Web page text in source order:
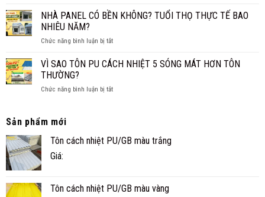
NHANH
NGHI
SÀN,
PANEL
TÔN
CÔNG
THỰC
CÀ
NHÀ PANEL CÓ BỀN KHÔNG? TUỔI THỌ THỰC TẾ BAO
NHIÊU NĂM?
Chức năng bình luận bị tắtở
PANEL
KHÔNG?
BAO
VÌ SAO TÔN PU CÁCH NHIỆT 5 SÓNG MÁT HƠN TÔN
THƯỜNG?
Chức năng bình luận bị tắtở
CÁCH
HƠN
Sản phẩm mới
Tôn cách nhiệt PU/GB màu trắng
Giá:
Tôn cách nhiệt PU/GB màu vàng